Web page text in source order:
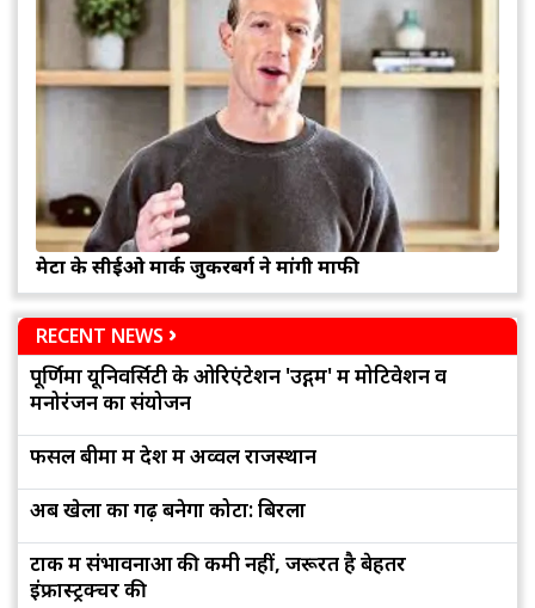
मेटा के सीईओ मार्क जुकरबर्ग ने मांगी माफी
RECENT NEWS
पूर्णिमा यूनिवर्सिटी के ओरिएंटेशन 'उद्गम' में मोटिवेशन व
मनोरंजन का संयोजन
फसल बीमा में देश में अव्वल राजस्थान
अब खेलों का गढ़ बनेगा कोटा: बिरला
टोंक में संभावनाओं की कमी नहीं, जरूरत है बेहतर
इंफ्रास्ट्रक्चर की